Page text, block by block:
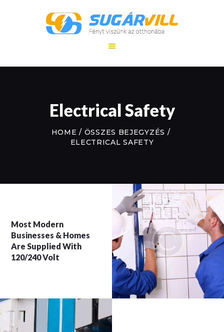
Electrical Safety
HOME
ÖSSZES BEJEGYZÉS
ELECTRICAL SAFETY
FŐOLDAL
MUNKÁINK
Most Modern
Businesses & Homes
Are Supplied With
120/240 Volt